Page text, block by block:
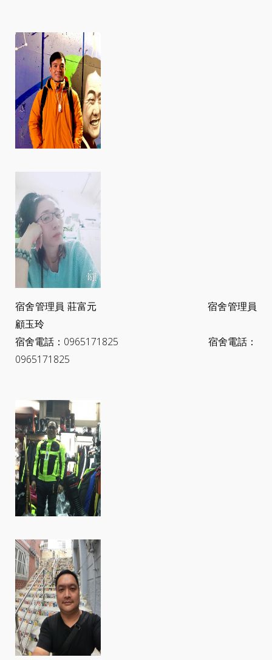
宿舍管理員 莊富元 宿舍管理員
顧玉玲
宿舍電話：0965171825 宿舍電話：
0965171825